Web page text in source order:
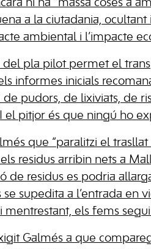
hi ha “massa coses a
a la ciutadania,
ambiental i l’impacte
pla pilot permet el
informes inicials
pudors, de lixiviats, de
pitjor és que ningú ho
que “paralitzi el trasllat
residus arribin nets a
de residus es podria
se supedita a l’entrada en
mentrestant, els fems
Galmés a que